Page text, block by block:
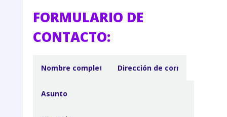
FORMULARIO DE
CONTACTO: